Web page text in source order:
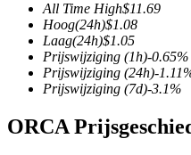
TradFi
Derivaten voor aandelen,
All Time High$11.69
Hoog(24h)$1.08
Laag(24h)$1.05
Prijswijziging (1h)-0.65%
Prijswijziging (24h)-1.11
Prijswijziging (7d)-3.1%
ORCA